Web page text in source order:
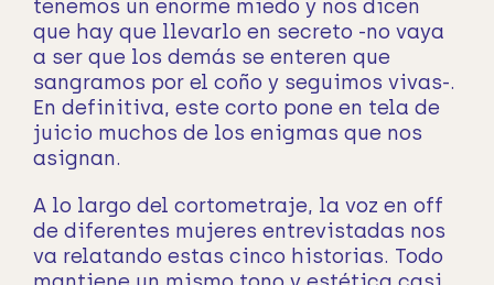
tenemos un enorme miedo y nos dicen
que hay que llevarlo en secreto -no vaya
a ser que los demás se enteren que
sangramos por el coño y seguimos vivas-.
En definitiva, este corto pone en tela de
juicio muchos de los enigmas que nos
asignan.
A lo largo del cortometraje, la voz en off
de diferentes mujeres entrevistadas nos
va relatando estas cinco historias. Todo